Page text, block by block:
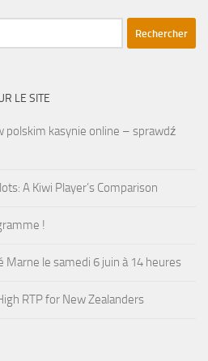
LE SITE
polskim kasynie online – sprawdź
A Kiwi Player’s Comparison
!
Marne le samedi 6 juin à 14 heures
RTP for New Zealanders